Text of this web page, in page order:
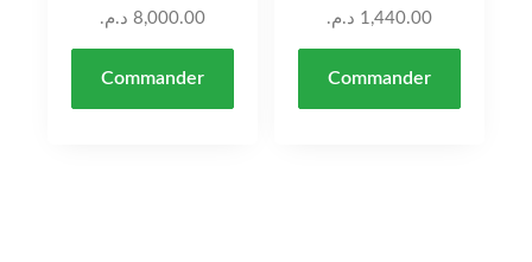
8,000.00 د.م.
Commander
1,440.00 د.م.
Commander